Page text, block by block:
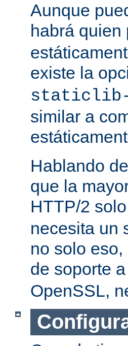
Aunque
habrá quien
existe la
staticlib-
similar a
Hablando
que la
HTTP/2
necesita un
no solo
de soporte
OpenSSL,